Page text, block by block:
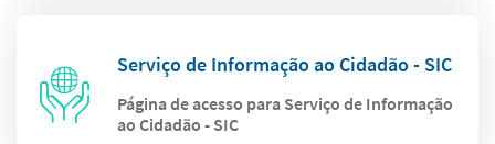
Serviço de Informação ao Cidadão - SIC
Página de acesso para Serviço de Informação
ao Cidadão - SIC